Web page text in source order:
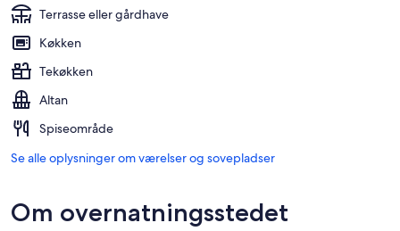
Terrasse eller gårdhave
Køkken
Tekøkken
Altan
Spiseområde
Se alle oplysninger om værelser og sovepladser
Om overnatningsstedet